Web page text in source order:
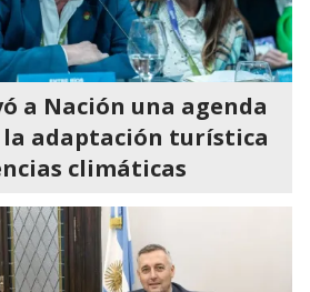
a Nación una agenda
adaptación turística
climáticas